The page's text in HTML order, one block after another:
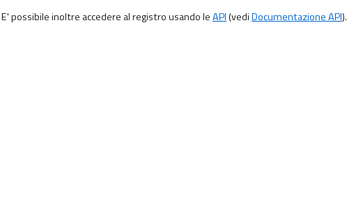
E' possibile inoltre accedere al registro usando leAPI(vediDocumentazione API).